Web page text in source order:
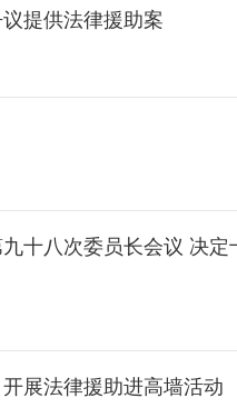
提供法律援助案
十八次委员长会议 决
展法律援助进高墙活动